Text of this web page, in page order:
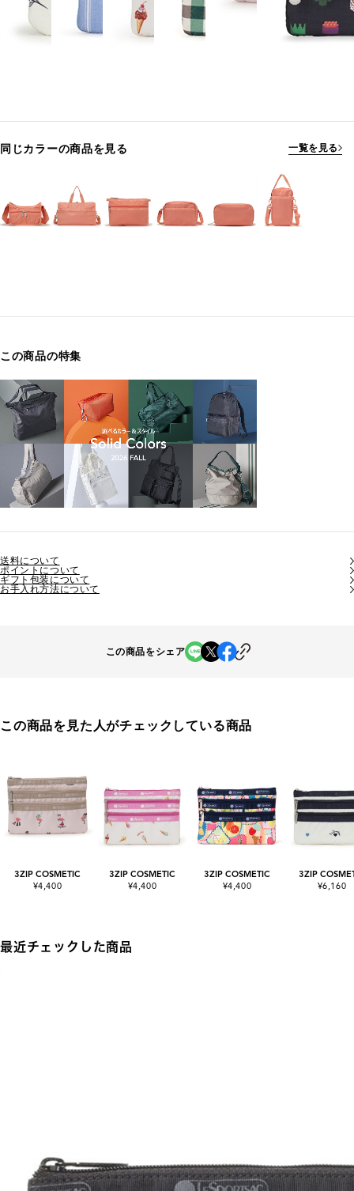
同じカラーの商品を見る 一覧を見る
この商品の特集
送料について
ポイントについて
ギフト包装について
お手入れ方法について
この商品をシェア
この商品を見た人がチェックしている商品
3ZIP COSMETIC
¥4,400
3ZIP COSMETIC
¥4,400
3ZIP COSMETIC
¥4,400
3ZIP
¥6,160
最近チェックした商品